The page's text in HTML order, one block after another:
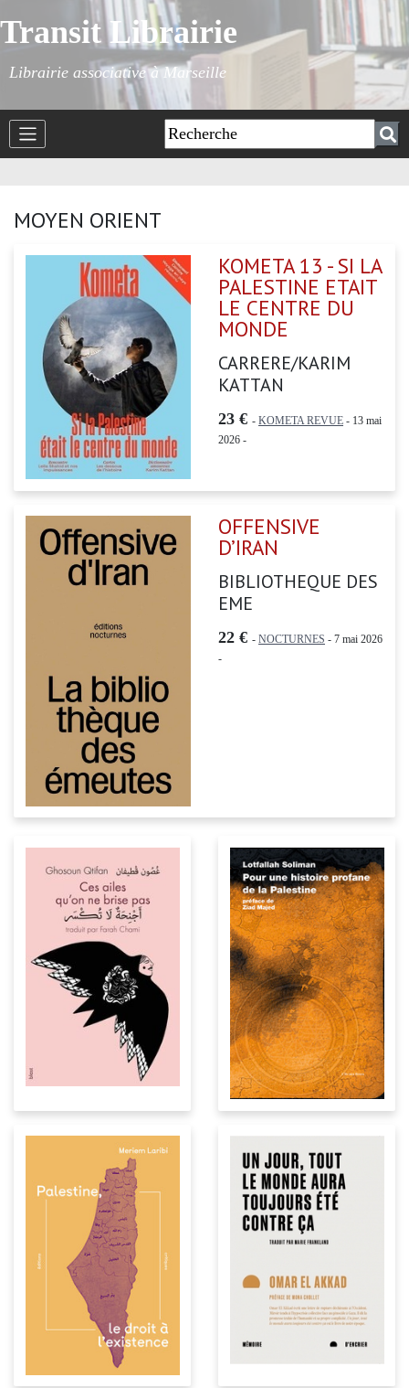
Transit Librairie
Librairie associative à Marseille
MOYEN ORIENT
KOMETA 13 - SI LA
PALESTINE ETAIT
LE CENTRE DU
MONDE
CARRERE/KARIM
KATTAN
23 € - KOMETA REVUE - 13 mai
2026 -
OFFENSIVE
D’IRAN
BIBLIOTHEQUE DES
EME
22 € - NOCTURNES - 7 mai 2026
-